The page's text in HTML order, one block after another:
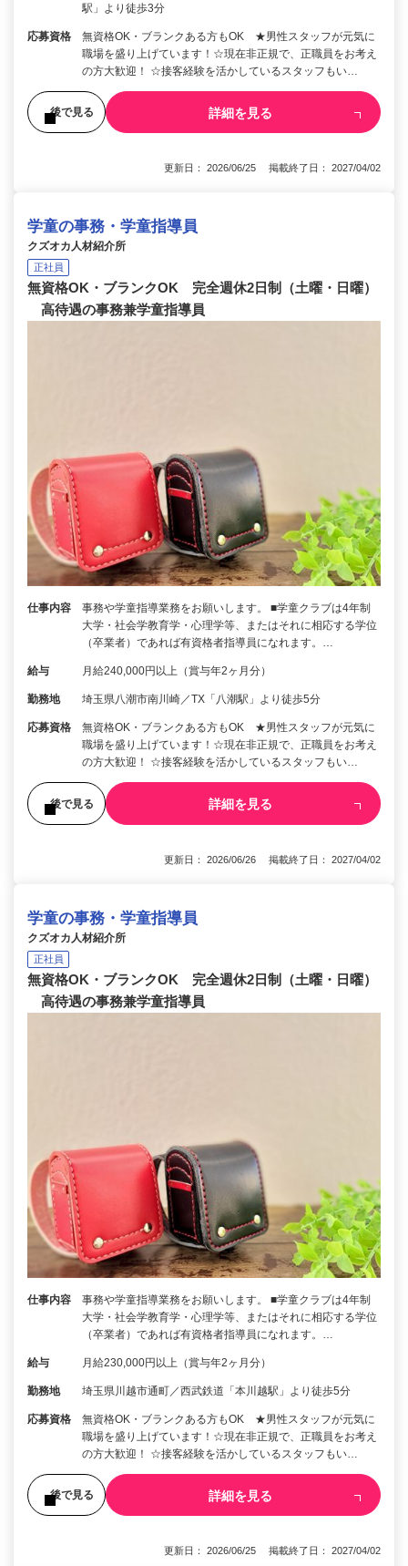
駅」より徒歩3分
応募資格
無資格OK・ブランクある方もOK ★男性スタッフが元気に
職場を盛り上げています！☆現在非正規で、正職員をお考え
の方大歓迎！ ☆接客経験を活かしているスタッフもい…
後で見る 詳細を見る
更新日： 2026/06/25 掲載終了日： 2027/04/02
学童の事務・学童指導員
クズオカ人材紹介所
正社員
無資格OK・ブランクOK 完全週休2日制（土曜・日曜）
高待遇の事務兼学童指導員
仕事内容
事務や学童指導業務をお願いします。 ■学童クラブは4年制
大学・社会学教育学・心理学等、またはそれに相応する学位
（卒業者）であれば有資格者指導員になれます。…
給与 月給240,000円以上（賞与年2ヶ月分）
勤務地 埼玉県八潮市南川崎／TX「八潮駅」より徒歩5分
応募資格
無資格OK・ブランクある方もOK ★男性スタッフが元気に
職場を盛り上げています！☆現在非正規で、正職員をお考え
の方大歓迎！ ☆接客経験を活かしているスタッフもい…
後で見る 詳細を見る
更新日： 2026/06/26 掲載終了日： 2027/04/02
学童の事務・学童指導員
クズオカ人材紹介所
正社員
無資格OK・ブランクOK 完全週休2日制（土曜・日曜）
高待遇の事務兼学童指導員
仕事内容
事務や学童指導業務をお願いします。 ■学童クラブは4年制
大学・社会学教育学・心理学等、またはそれに相応する学位
（卒業者）であれば有資格者指導員になれます。…
給与 月給230,000円以上（賞与年2ヶ月分）
勤務地 埼玉県川越市通町／西武鉄道「本川越駅」より徒歩5分
応募資格
無資格OK・ブランクある方もOK ★男性スタッフが元気に
職場を盛り上げています！☆現在非正規で、正職員をお考え
の方大歓迎！ ☆接客経験を活かしているスタッフもい…
後で見る 詳細を見る
更新日： 2026/06/25 掲載終了日： 2027/04/02